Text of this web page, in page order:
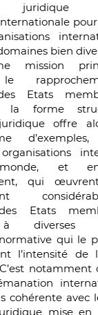
juridique
bien
mission
le
Etats
la forme
juridique offre
et
qui
Etats
diverses
qui le
l’intensité de
notamment
cohérente avec
mise